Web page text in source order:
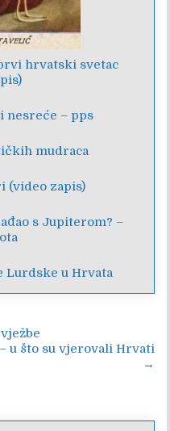
hrvatski svetac
nesreće – pps
mudraca
(video zapis)
s Jupiterom? –
Lurdske u Hrvata
u što su vjerovali Hrvati
→